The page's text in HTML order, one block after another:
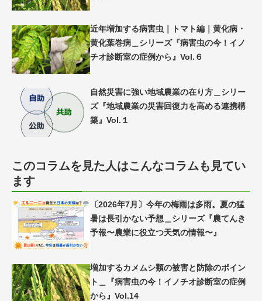
近年増加する病害虫｜トマト編｜黄化病・
黄化葉巻病＿シリーズ『病害虫の今！イノ
チオ診断室の症例から』Vol.６
自然災害に強い地域農業の在り方＿シリー
ズ『地域農業の災害回復力を高める連携構
築』Vol.１
このコラムを見た人はこんなコラムも見てい
ます
〔2026年7月〕今年の梅雨は多雨。夏の猛
暑は長引かない予想＿シリーズ『農てんき
予報〜農業に役立つ天気の情報〜』
増加するカメムシ類の被害と防除のポイン
ト＿『病害虫の今！イノチオ診断室の症例
から』Vol.14